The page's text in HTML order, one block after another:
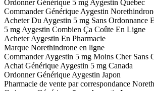
Ordonner Générique 5 mg Aygestin Québec
Commander Générique Aygestin
Acheter Du Aygestin 5 mg Sans Ordonnance
5 mg Aygestin Combien Ça Coûte En Ligne
Acheter Aygestin En Pharmacie
Marque Norethindrone en ligne
Commander Aygestin 5 mg Moins Cher Sans
Achat Générique Aygestin 5 mg Canada
Ordonner Générique Aygestin Japon
Pharmacie de vente par correspondance